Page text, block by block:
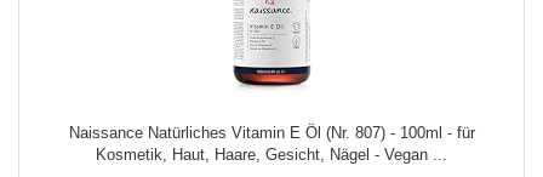
Naissance Natürliches Vitamin E Öl (Nr. 807) - 100ml - für
Kosmetik, Haut, Haare, Gesicht, Nägel - Vegan ...